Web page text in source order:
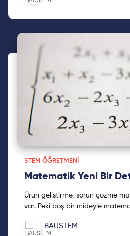
STEM ÖĞRETMENI
Matematik Yeni Bir
Ürün geliştirme, sorun çözme
var. Peki boş bir mideyle
BAUSTEM